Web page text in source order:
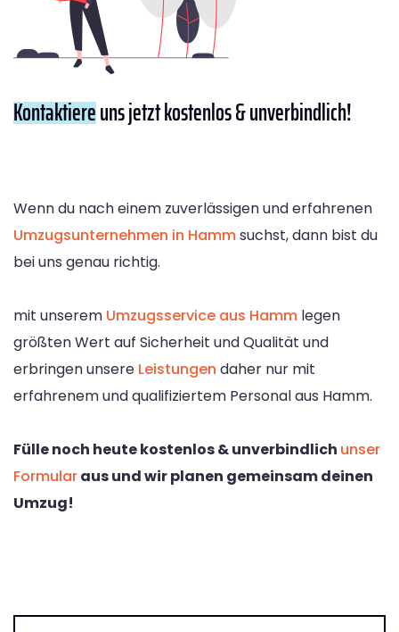
Kontaktiereuns jetzt kostenlos & unverbindlich!
Wenn du nach einem zuverlässigen und erfahrenen
Umzugsunternehmen in Hammsuchst, dann bist du
bei uns genau richtig.
mit unserem Umzugsservice aus Hamm legen
größten Wert auf Sicherheit und Qualität und
erbringen unsere Leistungen daher nur mit
erfahrenem und qualifiziertem Personal aus Hamm.
Fülle noch heute kostenlos & unverbindlich unser
Formularaus und wir planen gemeinsam deinen
Umzug!